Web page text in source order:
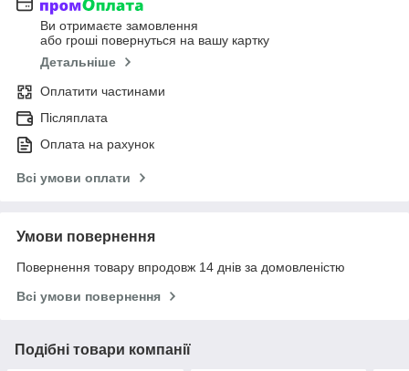
Ви отримаєте замовлення
або гроші повернуться на вашу картку
Детальніше
Оплатити частинами
Післяплата
Оплата на рахунок
Всі умови оплати
Умови повернення
Повернення товару впродовж 14 днів за домовленістю
Всі умови повернення
Подібні товари компанії